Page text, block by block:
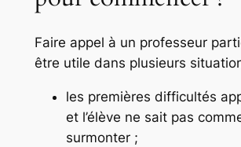
Faire appel à un professeur
être utile dans plusieurs
les premières difficultés
et l’élève ne sait pas
surmonter ;